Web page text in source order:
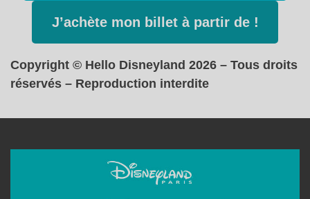
J’achète mon billet à partir de !
Copyright © Hello Disneyland 2026 – Tous droits
réservés – Reproduction interdite